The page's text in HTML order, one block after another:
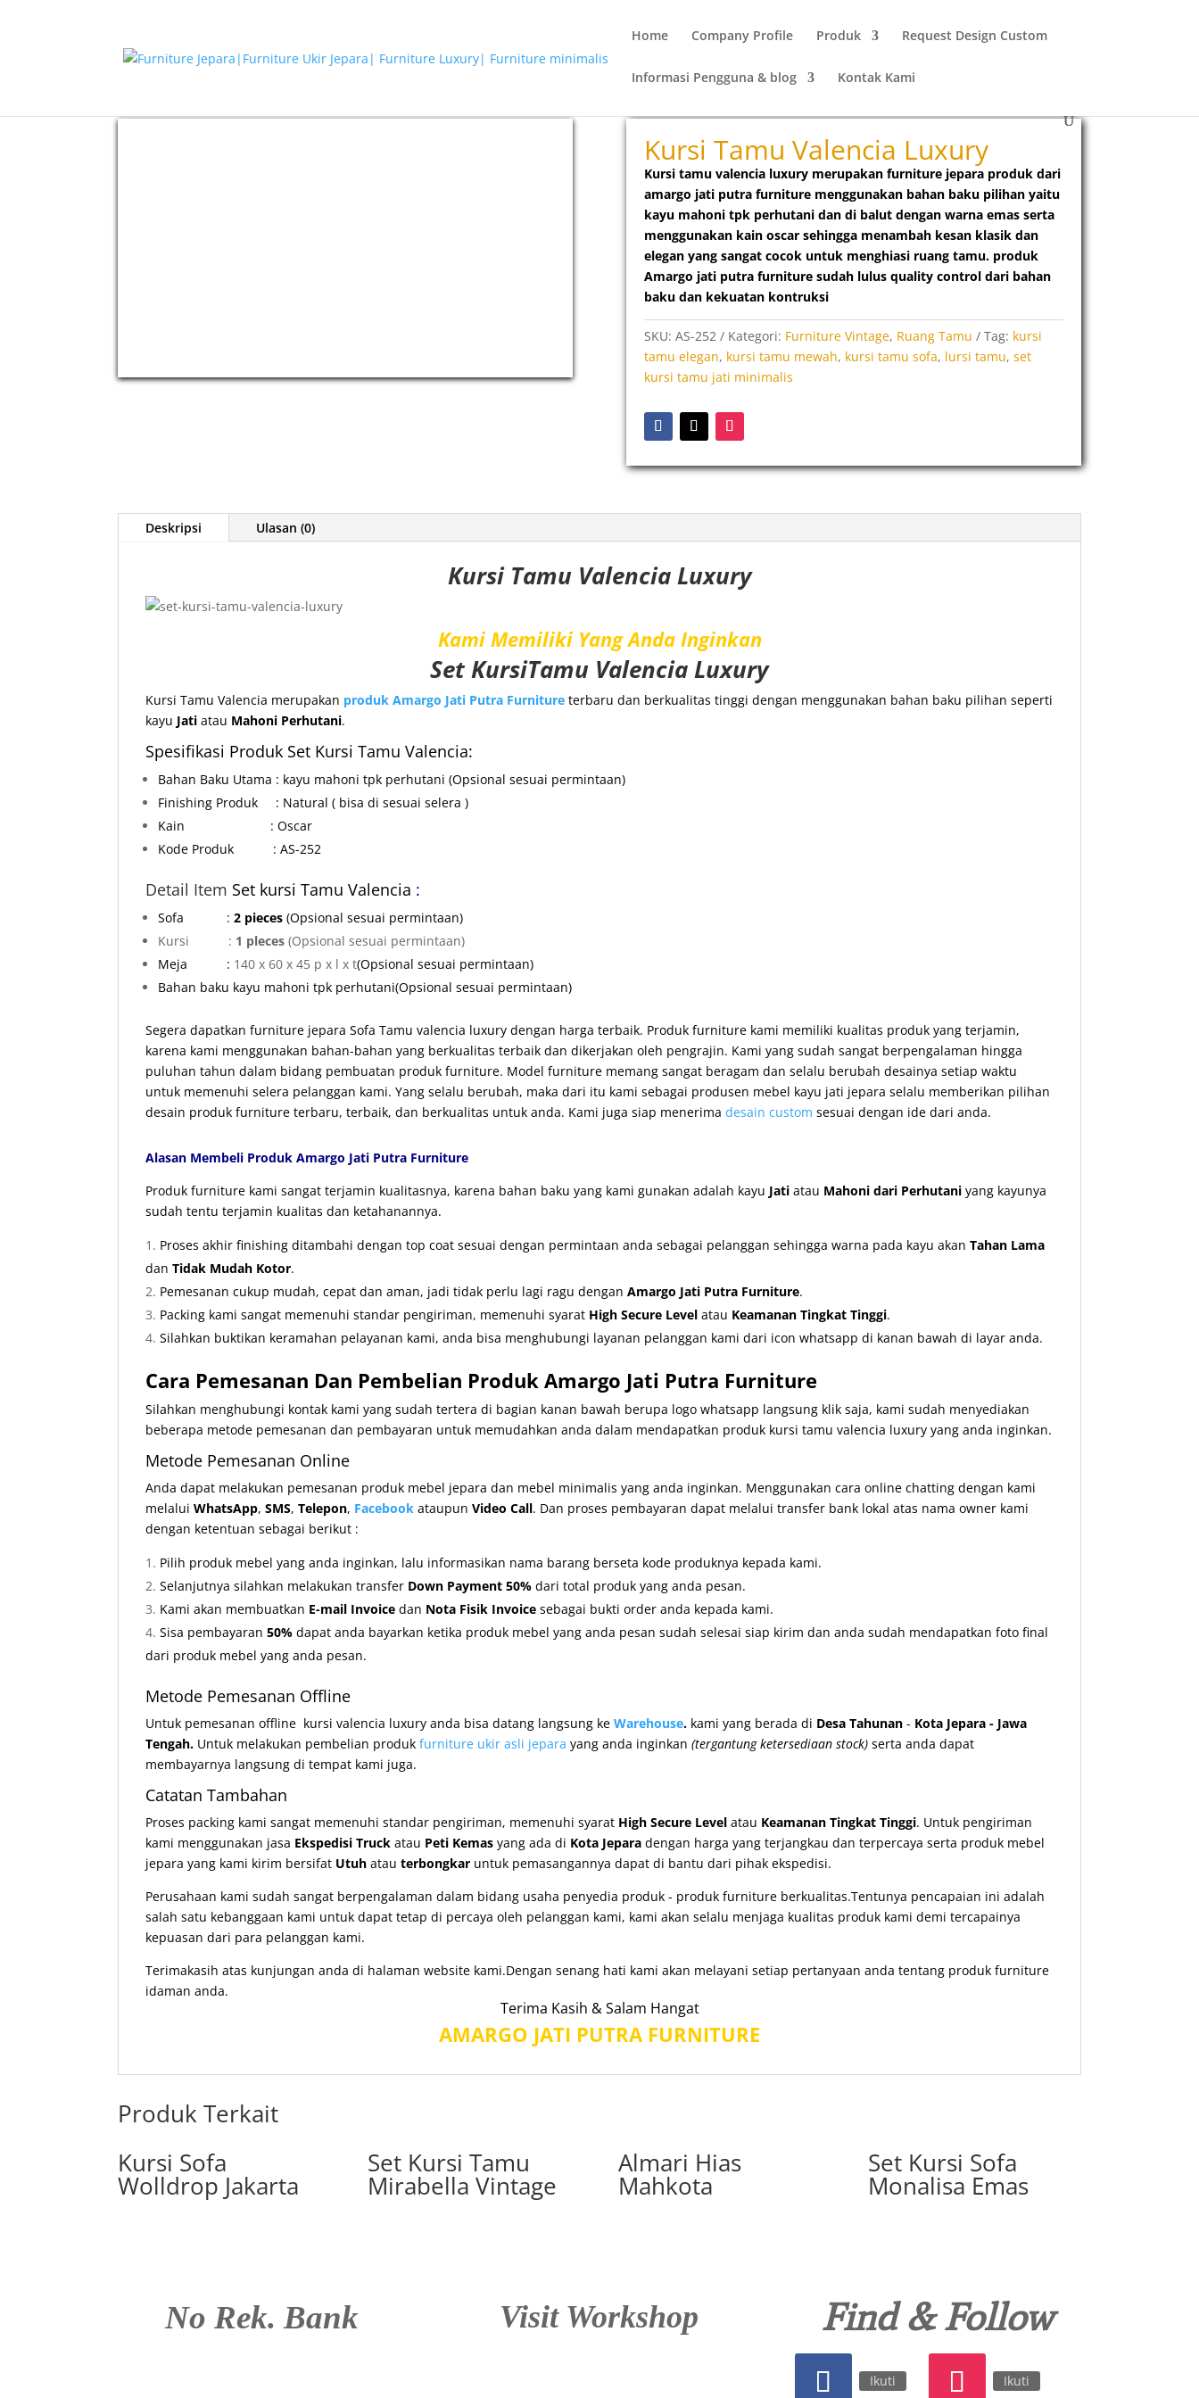
Home Company Profile Produk Request Design Custom
Informasi Pengguna & blog
Kontak Kami
Kursi Tamu Valencia Luxury
Kursi tamu valencia luxury merupakan furniture jepara produk dari
amargo jati putra furniture menggunakan bahan baku pilihan yaitu
kayu mahoni tpk perhutani dan di balut dengan warna emas serta
menggunakan kain oscar sehingga menambah kesan klasik dan
elegan yang sangat cocok untuk menghiasi ruang tamu. produk
Amargo jati putra furniture sudah lulus quality control dari bahan
baku dan kekuatan kontruksi
SKU: AS-252 Kategori: Furniture Vintage, Ruang Tamu Tag: kursi
tamu elegan, kursi tamu mewah, kursi tamu sofa, lursi tamu, set
kursi tamu jati minimalis
Deskripsi Ulasan (0)
Kursi Tamu Valencia Luxury
Kami Memiliki Yang Anda Inginkan
Set KursiTamu Valencia Luxury
Kursi Tamu Valencia merupakan produk Amargo Jati Putra Furniture terbaru dan berkualitas tinggi dengan menggunakan bahan baku pilihan seperti
kayu Jati atau Mahoni Perhutani.
Spesifikasi Produk Set Kursi Tamu Valencia:
Bahan Baku Utama : kayu mahoni tpk perhutani (Opsional sesuai permintaan)
Finishing Produk : Natural ( bisa di sesuai selera )
Kain : Oscar
Kode Produk : AS-252
Detail Item Set kursi Tamu Valencia :
Sofa : 2 pieces (Opsional sesuai permintaan)
Kursi : 1 pleces (Opsional sesuai permintaan)
Meja
: 140 x 60 x 45 p x l x t(Opsional sesuai permintaan)
Bahan baku kayu mahoni tpk perhutani(Opsional sesuai permintaan)
Segera dapatkan furniture jepara Sofa Tamu valencia luxury dengan harga terbaik. Produk furniture kami memiliki kualitas produk yang terjamin,
karena kami menggunakan bahan-bahan yang berkualitas terbaik dan dikerjakan oleh pengrajin. Kami yang sudah sangat berpengalaman hingga
puluhan tahun dalam bidang pembuatan produk furniture. Model furniture memang sangat beragam dan selalu berubah desainya setiap waktu
untuk memenuhi selera pelanggan kami. Yang selalu berubah, maka dari itu kami sebagai produsen mebel kayu jati jepara selalu memberikan pilihan
desain produk furniture terbaru, terbaik, dan berkualitas untuk anda. Kami juga siap menerima desain custom sesuai dengan ide dari anda.
Alasan Membeli Produk Amargo Jati Putra Furniture
Produk furniture kami sangat terjamin kualitasnya, karena bahan baku yang kami gunakan adalah kayu Jati atau Mahoni dari Perhutani yang kayunya
sudah tentu terjamin kualitas dan ketahanannya.
Proses akhir finishing ditambahi dengan top coat sesuai dengan permintaan anda sebagai pelanggan sehingga warna pada kayu akan Tahan Lama
dan Tidak Mudah Kotor.
Pemesanan cukup mudah, cepat dan aman, jadi tidak perlu lagi ragu dengan Amargo Jati Putra Furniture.
Packing kami sangat memenuhi standar pengiriman, memenuhi syarat High Secure Level atau Keamanan Tingkat Tinggi.
Silahkan buktikan keramahan pelayanan kami, anda bisa menghubungi layanan pelanggan kami dari icon whatsapp di kanan bawah di layar anda.
Cara Pemesanan Dan Pembelian Produk Amargo Jati Putra Furniture
Silahkan menghubungi kontak kami yang sudah tertera di bagian kanan bawah berupa logo whatsapp langsung klik saja, kami sudah menyediakan
beberapa metode pemesanan dan pembayaran untuk memudahkan anda dalam mendapatkan produk kursi tamu valencia luxury yang anda inginkan.
Metode Pemesanan Online
Anda dapat melakukan pemesanan produk mebel jepara dan mebel minimalis yang anda inginkan. Menggunakan cara online chatting dengan kami
melalui WhatsApp, SMS, Telepon, Facebook ataupun Video Call. Dan proses pembayaran dapat melalui transfer bank lokal atas nama owner kami
dengan ketentuan sebagai berikut :
Pilih produk mebel yang anda inginkan, lalu informasikan nama barang berseta kode produknya kepada kami.
Selanjutnya silahkan melakukan transfer Down Payment 50% dari total produk yang anda pesan.
Kami akan membuatkan E-mail Invoice dan Nota Fisik Invoice sebagai bukti order anda kepada kami.
Sisa pembayaran 50% dapat anda bayarkan ketika produk mebel yang anda pesan sudah selesai siap kirim dan anda sudah mendapatkan foto final
dari produk mebel yang anda pesan.
Metode Pemesanan Offline
Untuk pemesanan offline kursi valencia luxury anda bisa datang langsung ke Warehouse. kami yang berada di Desa Tahunan - Kota Jepara - Jawa
Tengah. Untuk melakukan pembelian produk furniture ukir asli jepara yang anda inginkan (tergantung ketersediaan stock) serta anda dapat
membayarnya langsung di tempat kami juga.
Catatan Tambahan
Proses packing kami sangat memenuhi standar pengiriman, memenuhi syarat High Secure Level atau Keamanan Tingkat Tinggi. Untuk pengiriman
kami menggunakan jasa Ekspedisi Truck atau Peti Kemas yang ada di Kota Jepara dengan harga yang terjangkau dan terpercaya serta produk mebel
jepara yang kami kirim bersifat Utuh atau terbongkar untuk pemasangannya dapat di bantu dari pihak ekspedisi.
Perusahaan kami sudah sangat berpengalaman dalam bidang usaha penyedia produk - produk furniture berkualitas.Tentunya pencapaian ini adalah
salah satu kebanggaan kami untuk dapat tetap di percaya oleh pelanggan kami, kami akan selalu menjaga kualitas produk kami demi tercapainya
kepuasan dari para pelanggan kami.
Terimakasih atas kunjungan anda di halaman website kami.Dengan senang hati kami akan melayani setiap pertanyaan anda tentang produk furniture
idaman anda.
Terima Kasih & Salam Hangat
AMARGO JATI PUTRA FURNITURE
Produk Terkait
Kursi Sofa
Wolldrop Jakarta
Set Kursi Tamu
Mirabella Vintage
Almari Hias
Mahkota
Set Kursi Sofa
Monalisa Emas
No Rek. Bank Visit Workshop Find & Follow
Ikuti Ikuti